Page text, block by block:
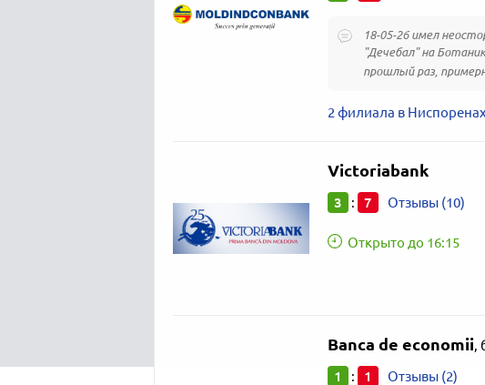
18-05-26 имел
"Дечебал" на
прошлый раз,
2 филиала в
Victoriabank
3 : 7 Отзывы (10)
Открыто до 16:15
Banca de economii,
1 : 1 Отзывы (2)